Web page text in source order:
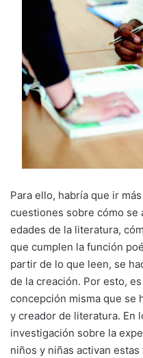
Para ello, habría que ir
cuestiones sobre cómo se
edades de la literatura,
que cumplen la función
partir de lo que leen, se
de la creación. Por esto,
concepción misma que se
y creador de literatura. En
investigación sobre la
niños y niñas activan